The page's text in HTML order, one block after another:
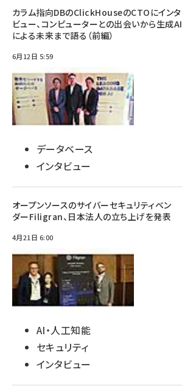
カラム指向DBのClickHouseのCTOにインタ
ビュー、コンピューターとの出会いから生成AI
による未来まで語る（前編）
6月12日 5:59
データベース
インタビュー
オープンソースのサイバーセキュリティベン
ダーFiligran、日本法人の立ち上げを発表
4月21日 6:00
AI・人工知能
セキュリティ
インタビュー